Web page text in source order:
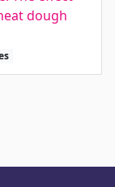
dough